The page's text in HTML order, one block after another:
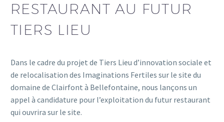
RESTAURANT AU FUTUR
TIERS LIEU
Dans le cadre du projet de Tiers Lieu d’innovation sociale et
de relocalisation des Imaginations Fertiles sur le site du
domaine de Clairfont à Bellefontaine, nous lançons un
appel à candidature pour l’exploitation du futur restaurant
qui ouvrira sur le site.